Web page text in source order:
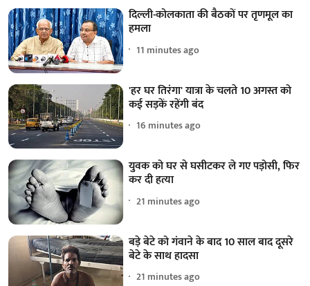
दिल्ली-कोलकाता की बैठकों पर तृणमूल का
हमला
11 minutes ago
'हर घर तिरंगा' यात्रा के चलते 10 अगस्त को
कई सड़कें रहेंगी बंद
16 minutes ago
युवक को घर से घसीटकर ले गए पड़ोसी, फिर
कर दी हत्या
21 minutes ago
बड़े बेटे को गंवाने के बाद 10 साल बाद दूसरे
बेटे के साथ हादसा
21 minutes ago